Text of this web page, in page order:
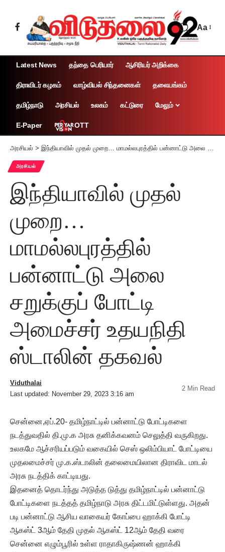
Aa
Latest News தந்தை பெரியார் ஆசிரியர் அறிக்கை
திராவிடர் கழகம் வாழ்வியல் சிந்தனைகள் தலையங்கம்
தமிழ்நாடு அரசியல் உலகம் கட்டுரை மேலும்
E-Paper OTT
அரசியல் > இந்தியாவில் முதல் முறை… மாமல்லபுரத்தில் பன்னாட்டு அலை சறுக்குப் போட்டி அமைச்சர் உதயநிதி ஸ்டாலின் தகவல்
அரசியல்
இந்தியாவில் முதல்
முறை…
மாமல்லபுரத்தில்
பன்னாட்டு அலை
சறுக்குப் போட்டி
அமைச்சர் உதயநிதி
ஸ்டாலின் தகவல்
Last updated: November 29, 2023 3:16 am
Viduthalai
2 Min Read
சென்னை,ஏப்.20- தமிழ்நாட்டில் பன்னாட்டு போட்டிகளை
நடத்துவதில் தி.மு.க அரசு தனிக்கவனம் செலுத்தி வருகிறது.
உலகமே ஆச்சரியப்படும் வகையில் செஸ் ஒலிம்பியாட் போட்டியை
முதலமைச்சர் மு.க.ஸ்டாலின் தலைமையிலான திராவிட மாடல்
அரசு நடத்திக் காட்டியது.
இதனைத் தொடர்ந்து அடுத்த டுத்து தமிழ்நாட்டில் பன்னாட்டு
போட்டிகளை நடத்தத் தமிழ்நாடு அரசு திட்டமிட்டுள்ளது. அதன்
படி பன்னாட்டு ஆசிய வாகையர் கோப்பை ஹாக்கி போட்டி
ஆகஸ்ட் 3ஆம் தேதி முதல் ஆகஸ்ட் 12ஆம் தேதி வரை
சென்னை எழும்பூரில் உள்ள ராதாகிருஷ்ணன் ஹாக்கி